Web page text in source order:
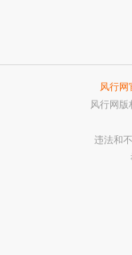
风行网
风行网版
违法和